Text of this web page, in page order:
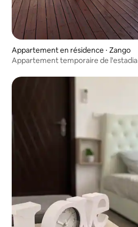
Appartement en résidence ⋅ Zango
Appartement temporaire de l'estadia